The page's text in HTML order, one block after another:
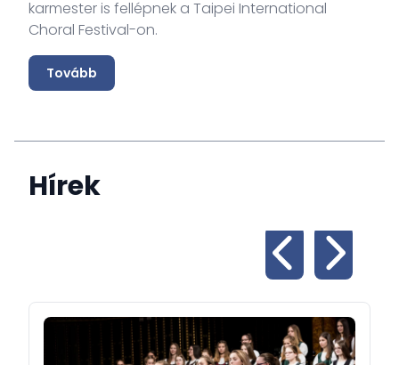
karmester is fellépnek a Taipei International
Choral Festival-on.
Tovább
Hírek